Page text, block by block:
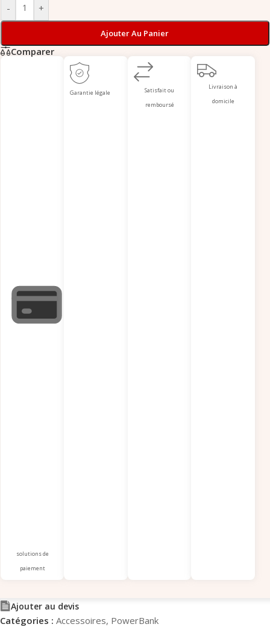
- +
Ajouter Au Panier
Comparer
solutions de
paiement
Garantie légale
Satisfait ou
remboursé
Livraison à
domicile
Ajouter au devis
Catégories : Accessoires, PowerBank